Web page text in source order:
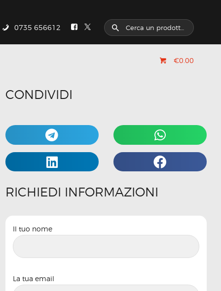
0735 656612
€0.00
CONDIVIDI
RICHIEDI INFORMAZIONI
Il tuo nome
La tua email